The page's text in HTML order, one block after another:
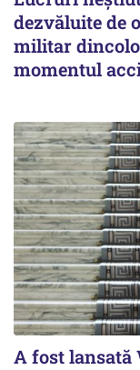
dezvăluite de
militar
momentul
A fost lansată